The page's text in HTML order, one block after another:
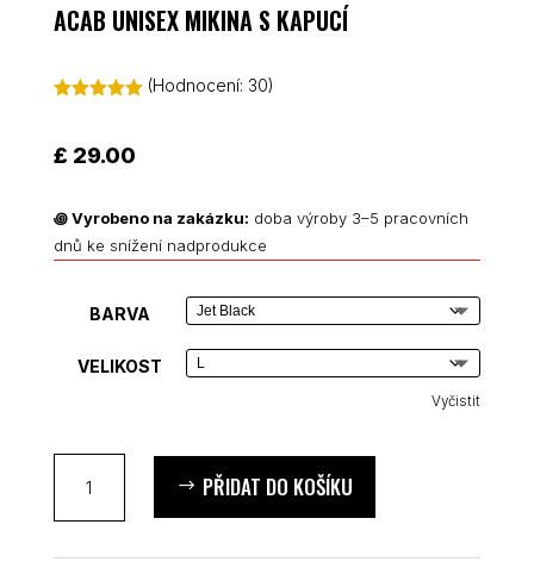
ACAB UNISEX MIKINA S KAPUCÍ
základě
hodnocení
(Hodnocení: 30)
£ 29.00
꩜Vyrobeno na zakázku: doba výroby 3–5 pracovních
dnů ke snížení nadprodukce
BARVA
VELIKOST
Vyčistit
unisex
mikina
PŘIDAT DO KOŠÍKU